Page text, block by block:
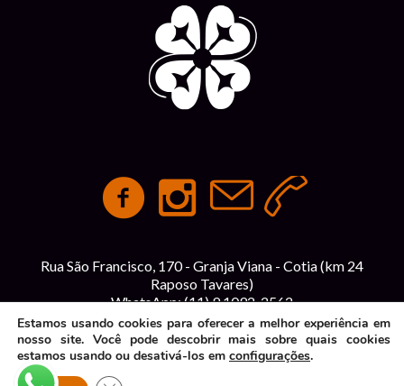
Rua São Francisco, 170 - Granja Viana - Cotia (km 24
Raposo Tavares)
WhatsApp:(11) 9 1092-2562
contato@espacointegracao.com.br
Política de Privacidade
Estamos usando cookies para oferecer a melhor experiência em
nosso site. Você pode descobrir mais sobre quais cookies
estamos usando ou desativá-los em configurações.